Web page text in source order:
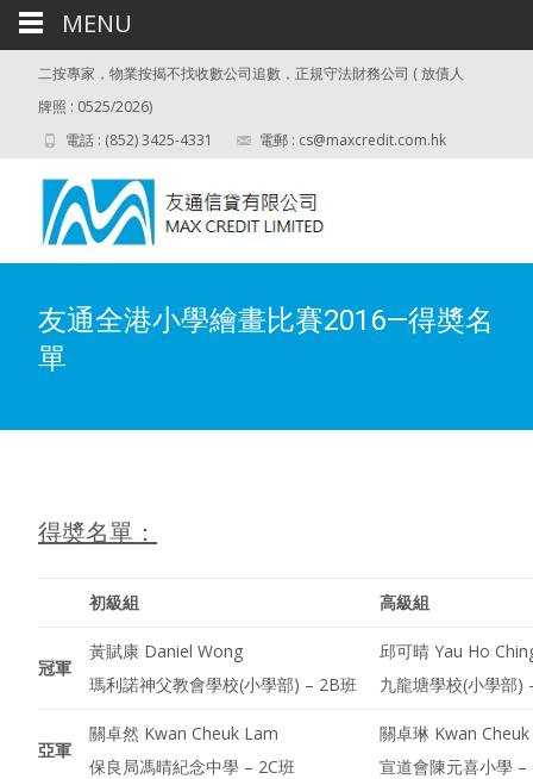
二按專家，物業按揭不找收數公司追數，正規守法財務公司 ( 放債人
牌照 : 0525/2026)
電話 : (852) 3425-4331
電郵 : cs@maxcredit.com.hk
友通全港小學繪畫比賽2016—得奬名
單
得奬名單：
初級組 高級組
冠軍
黃賦康 Daniel Wong
瑪利諾神父教會學校(小學部) – 2B班
邱可晴 Yau Ho
九龍塘學校(小學部)
亞軍
關卓然 Kwan Cheuk Lam
保良局馮晴紀念中學 – 2C班
關卓琳 Kwan
宣道會陳元喜小學 –
MENU